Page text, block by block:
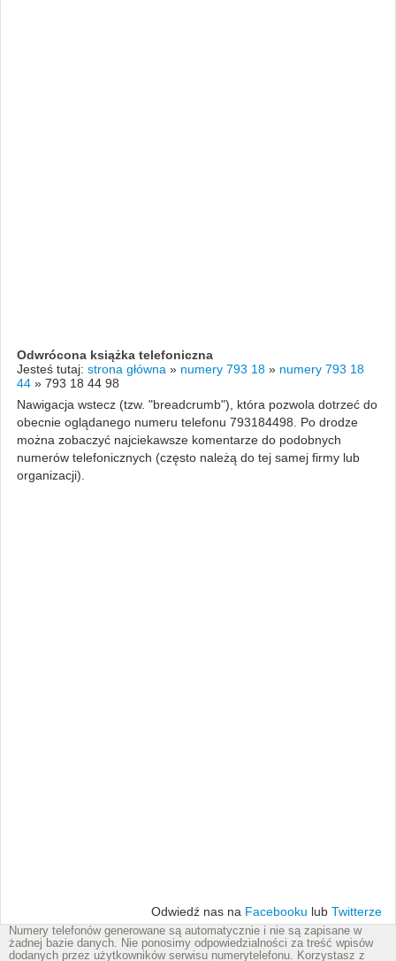
Odwrócona książka telefoniczna
Jesteś tutaj: strona główna » numery 793 18 » numery 793 18
44 » 793 18 44 98
Nawigacja wstecz (tzw. "breadcrumb"), która pozwola dotrzeć do
obecnie oglądanego numeru telefonu 793184498. Po drodze
można zobaczyć najciekawsze komentarze do podobnych
numerów telefonicznych (często należą do tej samej firmy lub
organizacji).
Odwiedź nas na Facebooku lub Twitterze
Numery telefonów generowane są automatycznie i nie są zapisane w
żadnej bazie danych. Nie ponosimy odpowiedzialności za treść wpisów
dodanych przez użytkowników serwisu numerytelefonu. Korzystasz z